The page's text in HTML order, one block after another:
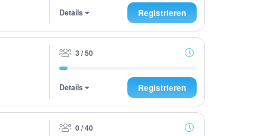
Details Registrieren
3 / 50
Details Registrieren
0 / 40